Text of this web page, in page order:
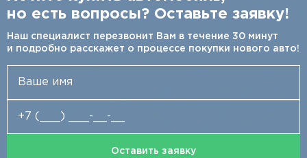
но есть вопросы? Оставьте заявку!
Наш специалист перезвонит Вам в течение 30 минут
и подробно расскажет о процессе покупки нового авто!
Оставить заявку